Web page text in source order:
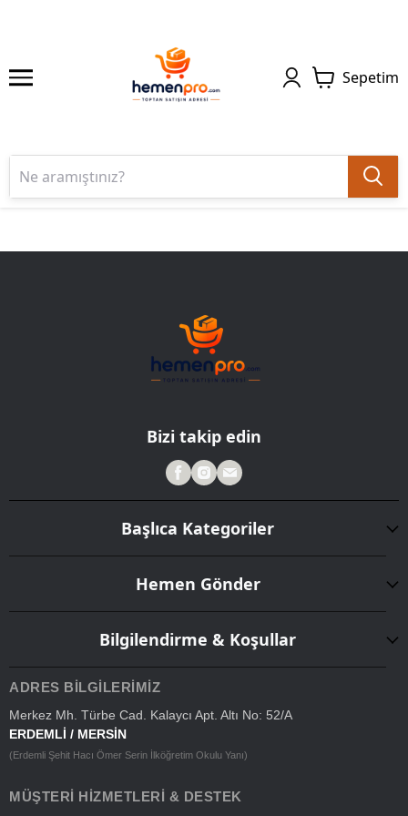
Sepetim
Bizi takip edin
Başlıca Kategoriler
Hemen Gönder
Bilgilendirme & Koşullar
ADRES BILGILERIMIZ
Merkez Mh. Türbe Cad. Kalaycı Apt. Altı No: 52/A
ERDEMLİ / MERSİN
(Erdemli Şehit Hacı Ömer Serin İlköğretim Okulu Yanı)
MÜŞTERI HIZMETLERI & DESTEK